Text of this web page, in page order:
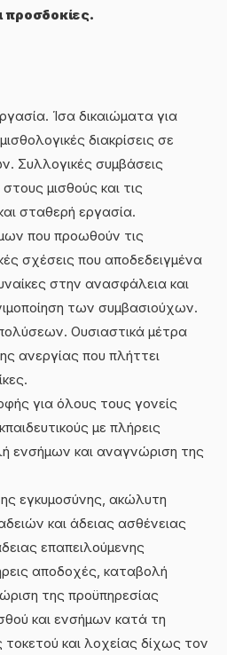
προσδοκίες.
Ίσα δικαιώματα για
διακρίσεις σε
Συλλογικές συμβάσεις
μισθούς και τις
σταθερή εργασία.
που προωθούν τις
σχέσεις που αποδεδειγμένα
στην ανασφάλεια και
των συμβασιούχων.
Ουσιαστικά μέτρα
ανεργίας που πλήττει
για όλους τους γονείς
με πλήρεις
ενσήμων και αναγνώριση της
εγκυμοσύνης, ακώλυτη
και άδειας ασθένειας
επαπειλούμενης
αποδοχές, καταβολή
της προϋπηρεσίας
και ενσήμων κατά τη
τοκετού και λοχείας δίχως τον